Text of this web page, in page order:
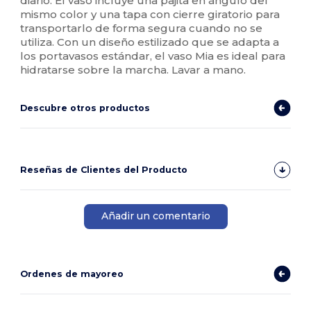
mismo color y una tapa con cierre giratorio para
transportarlo de forma segura cuando no se
utiliza. Con un diseño estilizado que se adapta a
los portavasos estándar, el vaso Mia es ideal para
hidratarse sobre la marcha. Lavar a mano.
Descubre otros productos
Reseñas de Clientes del Producto
Añadir un comentario
Ordenes de mayoreo